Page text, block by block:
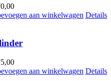
aan winkelwagen Details
aan winkelwagen Details